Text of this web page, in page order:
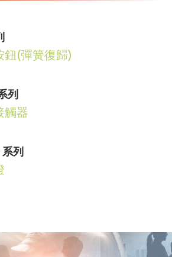
鈕(彈簧復歸)
列
觸器
列